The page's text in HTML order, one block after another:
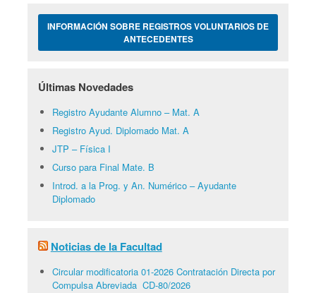
INFORMACIÓN SOBRE REGISTROS VOLUNTARIOS DE
ANTECEDENTES
Últimas Novedades
Registro Ayudante Alumno – Mat. A
Registro Ayud. Diplomado Mat. A
JTP – Física I
Curso para Final Mate. B
Introd. a la Prog. y An. Numérico – Ayudante
Diplomado
Noticias de la Facultad
Circular modificatoria 01-2026 Contratación Directa por
Compulsa Abreviada CD-80/2026